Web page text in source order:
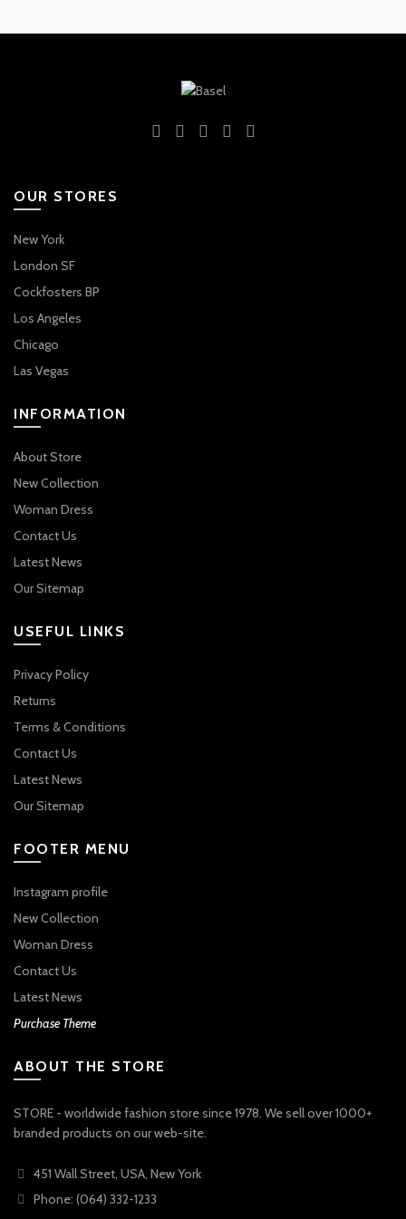
OUR STORES
New York
London SF
Cockfosters BP
Los Angeles
Chicago
Las Vegas
INFORMATION
About Store
New Collection
Woman Dress
Contact Us
Latest News
Our Sitemap
USEFUL LINKS
Privacy Policy
Returns
Terms & Conditions
Contact Us
Latest News
Our Sitemap
FOOTER MENU
Instagram profile
New Collection
Woman Dress
Contact Us
Latest News
Purchase Theme
ABOUT THE STORE
STORE - worldwide fashion store since 1978. We sell over 1000+
branded products on our web-site.
451 Wall Street, USA, New York
Phone: (064) 332-1233